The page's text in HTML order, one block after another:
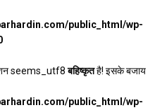
public_html/wp-
seems_utf8बहिष्कृतहै! इसके बजाय
public_html/wp-